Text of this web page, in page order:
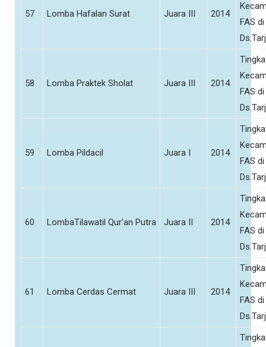
57 Lomba Hafalan Surat Juara III 2014
FAS di
58 Lomba Praktek Sholat Juara III 2014
FAS di
59 Lomba Pildacil Juara I 2014
FAS di
60 LombaTilawatil Qur’an Putra Juara II 2014
FAS di
61 Lomba Cerdas Cermat Juara III 2014
FAS di